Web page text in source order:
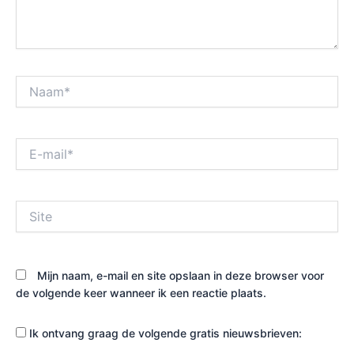
mail*
Mijn naam, e-mail en site opslaan in deze browser voor
de volgende keer wanneer ik een reactie plaats.
Ik ontvang graag de volgende gratis nieuwsbrieven: